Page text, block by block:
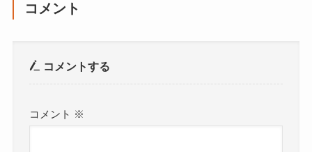
コメント
コメントする
コメント ※